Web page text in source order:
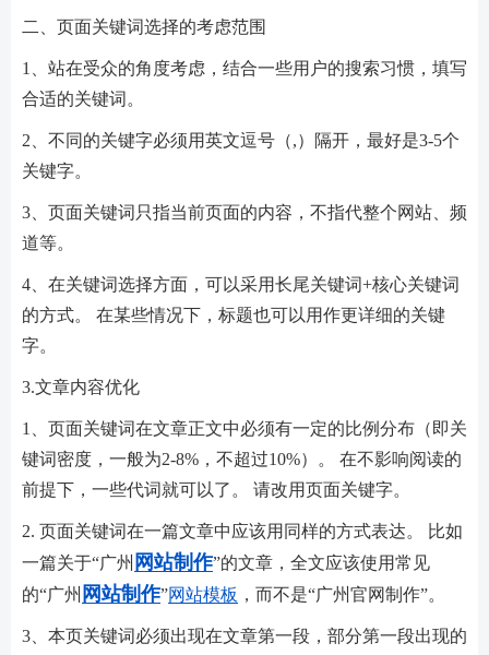
二、页面关键词选择的考虑范围
1、站在受众的角度考虑，结合一些用户的搜索习惯，填写
合适的关键词。
2、不同的关键字必须用英文逗号（,）隔开，最好是3-5个
关键字。
3、页面关键词只指当前页面的内容，不指代整个网站、频
道等。
4、在关键词选择方面，可以采用长尾关键词+核心关键词
的方式。 在某些情况下，标题也可以用作更详细的关键
字。
3.文章内容优化
1、页面关键词在文章正文中必须有一定的比例分布（即关
键词密度，一般为2-8%，不超过10%）。 在不影响阅读的
前提下，一些代词就可以了。 请改用页面关键字。
2. 页面关键词在一篇文章中应该用同样的方式表达。 比如
一篇关于“广州 网站制作”的文章，全文应该使用常见
的“广州 网站制作”网站模板 ，而不是“广州官网制作”。
3、本页关键词必须出现在文章第一段，部分第一段出现的